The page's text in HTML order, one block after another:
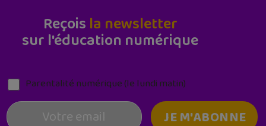
Reçois la newsletter
sur l'éducation numérique
Parentalité numérique (le lundi matin)